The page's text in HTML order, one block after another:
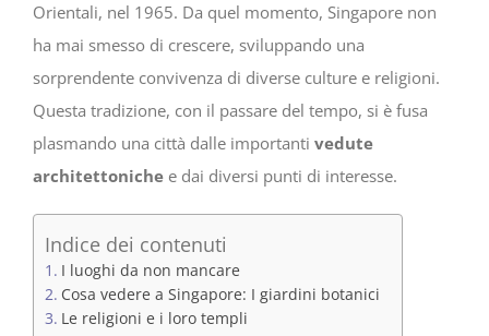
Orientali, nel 1965. Da quel momento, Singapore non
ha mai smesso di crescere, sviluppando una
sorprendente convivenza di diverse culture e religioni.
Questa tradizione, con il passare del tempo, si è fusa
plasmando una città dalle importanti vedute
architettoniche e dai diversi punti di interesse.
Indice dei contenuti
I luoghi da non mancare
Cosa vedere a Singapore: I giardini botanici
Le religioni e i loro templi